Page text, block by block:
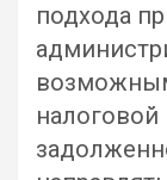
подхода
налоговой